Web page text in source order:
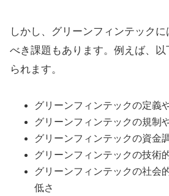
しかし、グリーンフィンテック
べき課題もあります。例えば、
られます。
グリーンフィンテックの定義
グリーンフィンテックの規制
グリーンフィンテックの資金
グリーンフィンテックの技術
グリーンフィンテックの社会
低さ